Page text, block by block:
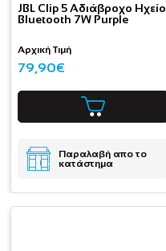
JBL Clip 5 Αδιάβροχο Ηχείο
Bluetooth 7W Purple
Αρχική Τιμή
79,90€
Παραλαβή απο το
κατάστημα